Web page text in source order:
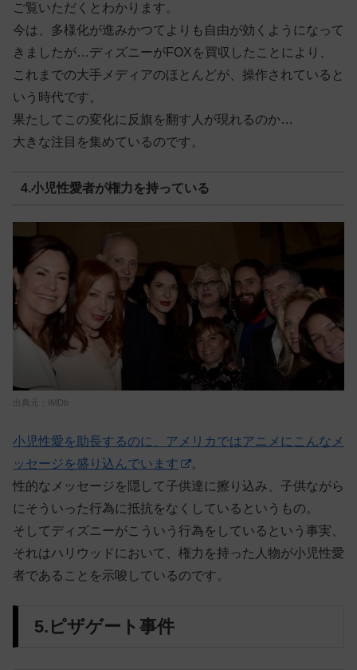
ご覧いただくとわかります。
今は、多様化が進みかつてよりも自由が効くようになって
きましたが…ディズニーがFOXを買収したことにより、
これまでの大手メディアのほとんどが、操作されていると
いう時代です。
果たしてこの変化に反旗を翻す人が現れるのか…
大きな注目を集めているのです。
4.小児性愛者が権力を持っている
出典元：IMDb
小児性愛を助長するのに、アメリカではアニメにこんなメ
ッセージを盛り込んでいます
。
性的なメッセージを隠して子供達に擦り込み、子供ながら
にそういった行為に抵抗をなくしているというもの。
そしてディズニーがこういう行為をしているという事実、
それはハリウッドにおいて、権力を持った人物が小児性愛
者であることを示唆しているのです。
5.ピザゲート事件